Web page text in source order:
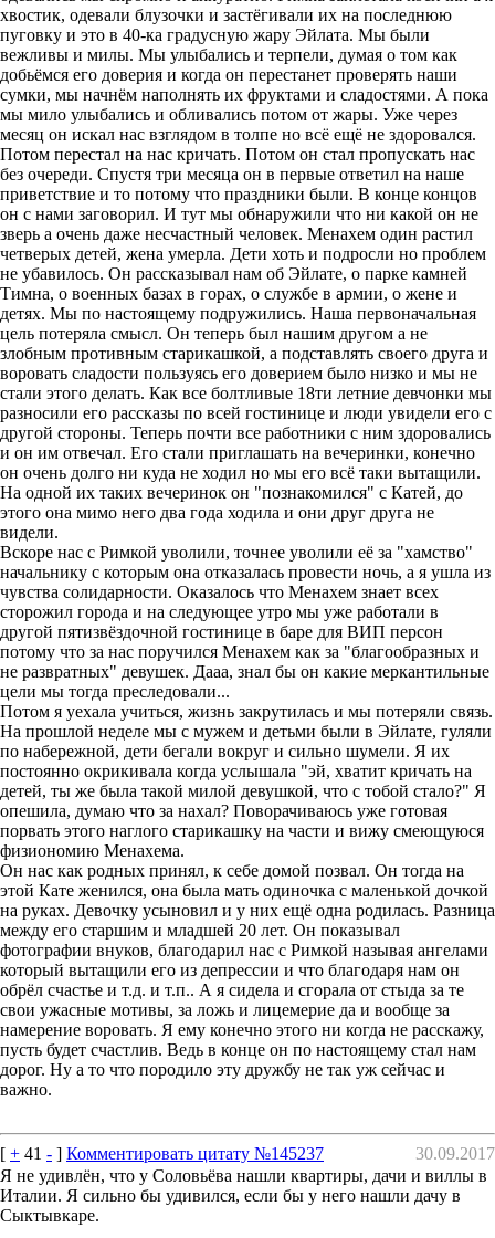
хвостик, одевали блузочки и застёгивали их на последнюю
пуговку и это в 40-ка градусную жару Эйлата. Мы были
вежливы и милы. Мы улыбались и терпели, думая о том как
добьёмся его доверия и когда он перестанет проверять наши
сумки, мы начнём наполнять их фруктами и сладостями. А пока
мы мило улыбались и обливались потом от жары. Уже через
месяц он искал нас взглядом в толпе но всё ещё не здоровался.
Потом перестал на нас кричать. Потом он стал пропускать нас
без очереди. Спустя три месяца он в первые ответил на наше
приветствие и то потому что праздники были. В конце концов
он с нами заговорил. И тут мы обнаружили что ни какой он не
зверь а очень даже несчастный человек. Менахем один растил
четверых детей, жена умерла. Дети хоть и подросли но проблем
не убавилось. Он рассказывал нам об Эйлате, о парке камней
Тимна, о военных базах в горах, о службе в армии, о жене и
детях. Мы по настоящему подружились. Наша первоначальная
цель потеряла смысл. Он теперь был нашим другом а не
злобным противным старикашкой, а подставлять своего друга и
воровать сладости пользуясь его доверием было низко и мы не
стали этого делать. Как все болтливые 18ти летние девчонки мы
разносили его рассказы по всей гостинице и люди увидели его с
другой стороны. Теперь почти все работники с ним здоровались
и он им отвечал. Его стали приглашать на вечеринки, конечно
он очень долго ни куда не ходил но мы его всё таки вытащили.
На одной их таких вечеринок он "познакомился" с Катей, до
этого она мимо него два года ходила и они друг друга не
видели.
Вскоре нас с Римкой уволили, точнее уволили её за "хамство"
начальнику с которым она отказалась провести ночь, а я ушла из
чувства солидарности. Оказалось что Менахем знает всех
сторожил города и на следующее утро мы уже работали в
другой пятизвёздочной гостинице в баре для ВИП персон
потому что за нас поручился Менахем как за "благообразных и
не развратных" девушек. Дааа, знал бы он какие меркантильные
цели мы тогда преследовали...
Потом я уехала учиться, жизнь закрутилась и мы потеряли связь.
На прошлой неделе мы с мужем и детьми были в Эйлате, гуляли
по набережной, дети бегали вокруг и сильно шумели. Я их
постоянно окрикивала когда услышала "эй, хватит кричать на
детей, ты же была такой милой девушкой, что с тобой стало?" Я
опешила, думаю что за нахал? Поворачиваюсь уже готовая
порвать этого наглого старикашку на части и вижу смеющуюся
физиономию Менахема.
Он нас как родных принял, к себе домой позвал. Он тогда на
этой Кате женился, она была мать одиночка с маленькой дочкой
на руках. Девочку усыновил и у них ещё одна родилась. Разница
между его старшим и младшей 20 лет. Он показывал
фотографии внуков, благодарил нас с Римкой называя ангелами
который вытащили его из депрессии и что благодаря нам он
обрёл счастье и т.д. и т.п.. А я сидела и сгорала от стыда за те
свои ужасные мотивы, за ложь и лицемерие да и вообще за
намерение воровать. Я ему конечно этого ни когда не расскажу,
пусть будет счастлив. Ведь в конце он по настоящему стал нам
дорог. Ну а то что породило эту дружбу не так уж сейчас и
важно.
[ + 41 - ] Комментировать цитату №145237
30.09.2017
Я не удивлён, что у Соловьёва нашли квартиры, дачи и виллы в
Италии. Я сильно бы удивился, если бы у него нашли дачу в
Сыктывкаре.